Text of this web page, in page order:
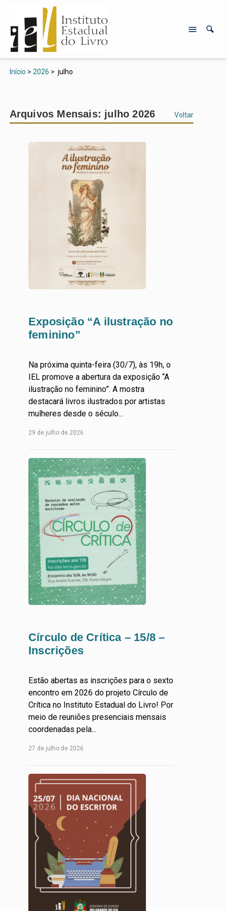
Início > 2026 > julho
Arquivos Mensais: julho 2026 Voltar
Exposição “A ilustração no
feminino”
Na próxima quinta-feira (30/7), às 19h, o
IEL promove a abertura da exposição “A
ilustração no feminino”. A mostra
destacará livros ilustrados por artistas
mulheres desde o século...
29 de julho de 2026Leia
Círculo de Crítica – 15/8 –
Inscrições
Estão abertas as inscrições para o sexto
encontro em 2026 do projeto Círculo de
Crítica no Instituto Estadual do Livro! Por
meio de reuniões presenciais mensais
coordenadas pela...
27 de julho de 2026Leia